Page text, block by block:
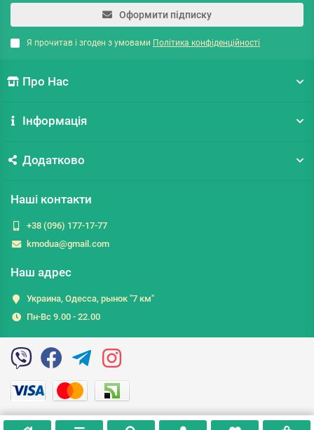
Оформити підписку
Я прочитав і згоден з умовами Політика конфіденційності
Про Нас
Інформація
Додатково
Наші контакти
+38 (096) 177-17-77
kmodua@gmail.com
Наш адрес
Украина, Одесса, рынок "7 км"
Пн-Вс 9.00 - 22.00